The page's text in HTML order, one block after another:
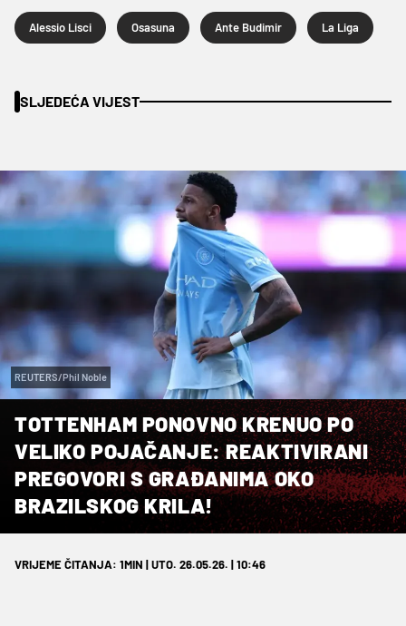
Alessio Lisci Osasuna Ante Budimir La Liga
SLJEDEĆA VIJEST
REUTERS/Phil Noble
TOTTENHAM PONOVNO KRENUO PO
VELIKO POJAČANJE: REAKTIVIRANI
PREGOVORI S GRAĐANIMA OKO
BRAZILSKOG KRILA!
VRIJEME ČITANJA: 1MIN | UTO. 26.05.26. | 10:46